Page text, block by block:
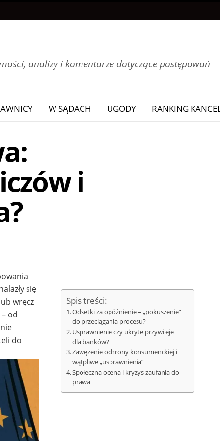
analizy i komentarze dotyczące postępowań
W SĄDACH UGODY RANKING
i
się
wręcz
od
do
Spis treści:
Odsetki za opóźnienie – „pokuszenie”
do przeciągania procesu?
Usprawnienie czy ukryte przywileje
dla banków?
Zawężenie ochrony konsumenckiej i
wątpliwe „usprawnienia”
Społeczna ocena i kryzys zaufania do
prawa